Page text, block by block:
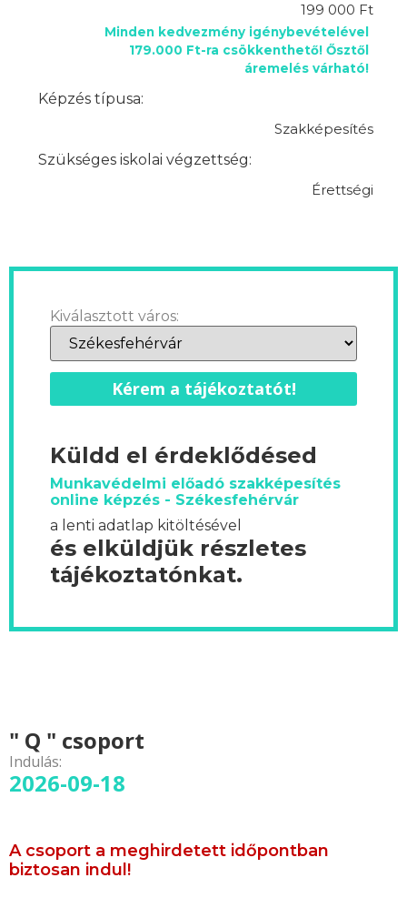
199 000 Ft
Minden kedvezmény igénybevételével
179.000 Ft-ra csökkenthető! Ősztől
áremelés várható!
Képzés típusa:
Szakképesítés
Szükséges iskolai végzettség:
Érettségi
Kiválasztott város:
Kérem a tájékoztatót!
Küldd el érdeklődésed
Munkavédelmi előadó szakképesítés
online képzés - Székesfehérvár
a lenti adatlap kitöltésével
és elküldjük részletes
tájékoztatónkat.
" Q " csoport
Indulás:
2026-09-18
A csoport a meghirdetett időpontban
biztosan indul!